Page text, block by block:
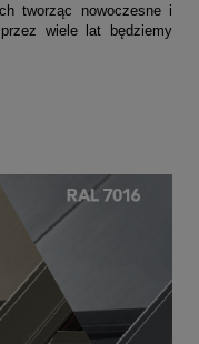
tworząc nowoczesne i
wiele lat będziemy